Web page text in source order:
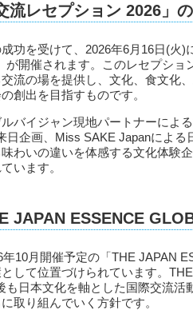
流レセプション 2026」
功を受けて、2026年6月16日(火
が開催されます。このレセプショ
流の場を提供し、文化、食文化
創出を目指すものです。
バイジャン現地パートナーによ
日企画、Miss SAKE Japanによ
わいの違いを体感する文化体験
います。
JAPAN ESSENCE
10月開催予定の「THE JAPAN
して位置づけられています。
も日本文化を軸とした国際交流
取り組んでいく方針です。